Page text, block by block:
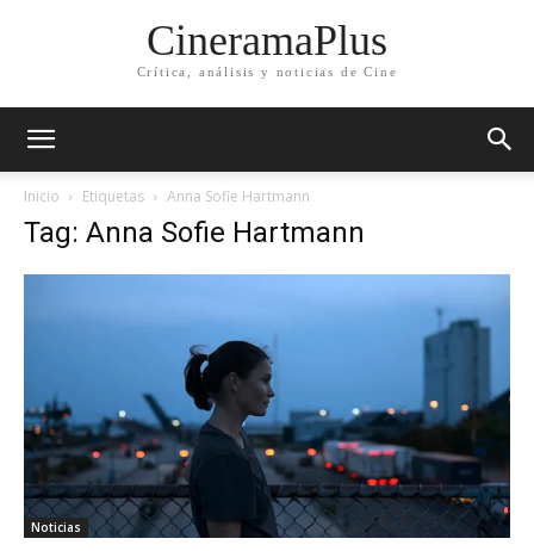
CineramaPlus
Crítica, análisis y noticias de Cine
Inicio Etiquetas Anna Sofie Hartmann
Tag: Anna Sofie Hartmann
Noticias